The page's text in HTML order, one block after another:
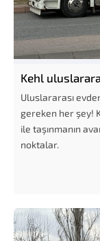
Kehl
Uluslararası
gereken her şey!
ile taşınmanın
noktalar.